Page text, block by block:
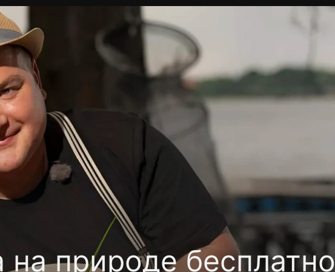
природе бесплатно
Для партнёров
Открыть приложение
Контакты